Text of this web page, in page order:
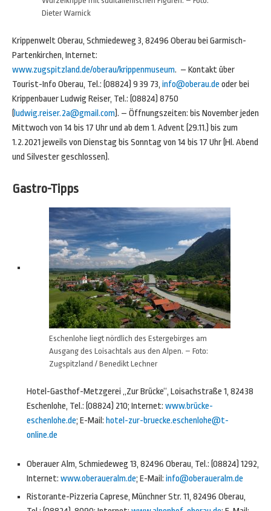
Dieter Warnick
Krippenwelt Oberau, Schmiedeweg 3, 82496 Oberau bei Garmisch-
Partenkirchen, Internet:
www.zugspitzland.de/oberau/krippenmuseum. – Kontakt über
Tourist-Info Oberau, Tel.: (08824) 9 39 73, info@oberau.de oder bei
Krippenbauer Ludwig Reiser, Tel.: (08824) 8750
(ludwig.reiser.2a@gmail.com). – Öffnungszeiten: bis November jeden
Mittwoch von 14 bis 17 Uhr und ab dem 1. Advent (29.11.) bis zum
1.2.2021 jeweils von Dienstag bis Sonntag von 14 bis 17 Uhr (Hl. Abend
und Silvester geschlossen).
Gastro-Tipps
Eschenlohe liegt nördlich des Estergebirges am
Ausgang des Loisachtals aus den Alpen. – Foto:
Zugspitzland / Benedikt Lechner
Hotel-Gasthof-Metzgerei „Zur Brücke“, Loisachstraße 1, 82438
Eschenlohe, Tel.: (08824) 210; Internet: www.brücke-
eschenlohe.de; E-Mail: hotel-zur-bruecke.eschenlohe@t-
online.de
Oberauer Alm, Schmiedeweg 13, 82496 Oberau, Tel.: (08824) 1292,
Internet: www.oberaueralm.de; E-Mail: info@oberaueralm.de
Ristorante-Pizzeria Caprese, Münchner Str. 11, 82496 Oberau,